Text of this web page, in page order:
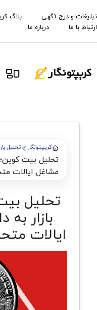
تبلیغات و درج آگهی
بلاگ
ارتباط با ما
درباره ما
کریپتونگار تحلیل
تحلیل بیت
مشاغل ایالات متحده (۲۲
تحلیل
بازار
ایالات متحده (۲۲